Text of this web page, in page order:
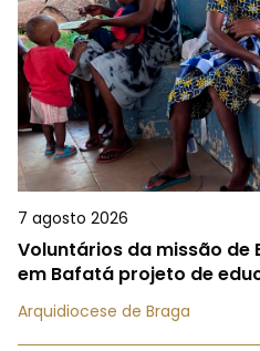
7 agosto 2026
Voluntários da missão de
em Bafatá projeto de
Arquidiocese de Braga